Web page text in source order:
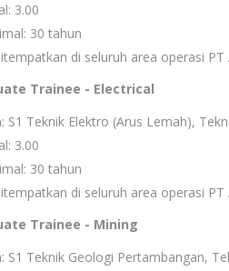
3.00
30 tahun
di seluruh area operasi PT
Trainee - Electrical
S1 Teknik Elektro (Arus Lemah),
3.00
30 tahun
di seluruh area operasi PT
Trainee - Mining
S1 Teknik Geologi Pertambangan,